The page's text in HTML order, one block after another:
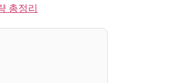
총정리